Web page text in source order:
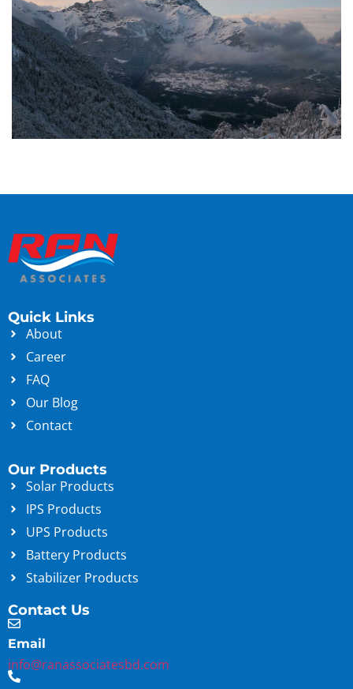
Quick Links
About
Career
FAQ
Our Blog
Contact
Our Products
Solar Products
IPS Products
UPS Products
Battery Products
Stabilizer Products
Contact Us
Email
info@ranassociatesbd.com